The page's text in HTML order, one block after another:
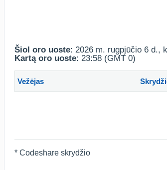
Šiol oro uoste: 2026 m. rugpjūčio 6 d.,
Kartą oro uoste: 23:58 (GMT 0)
Vežėjas
* Codeshare skrydžio